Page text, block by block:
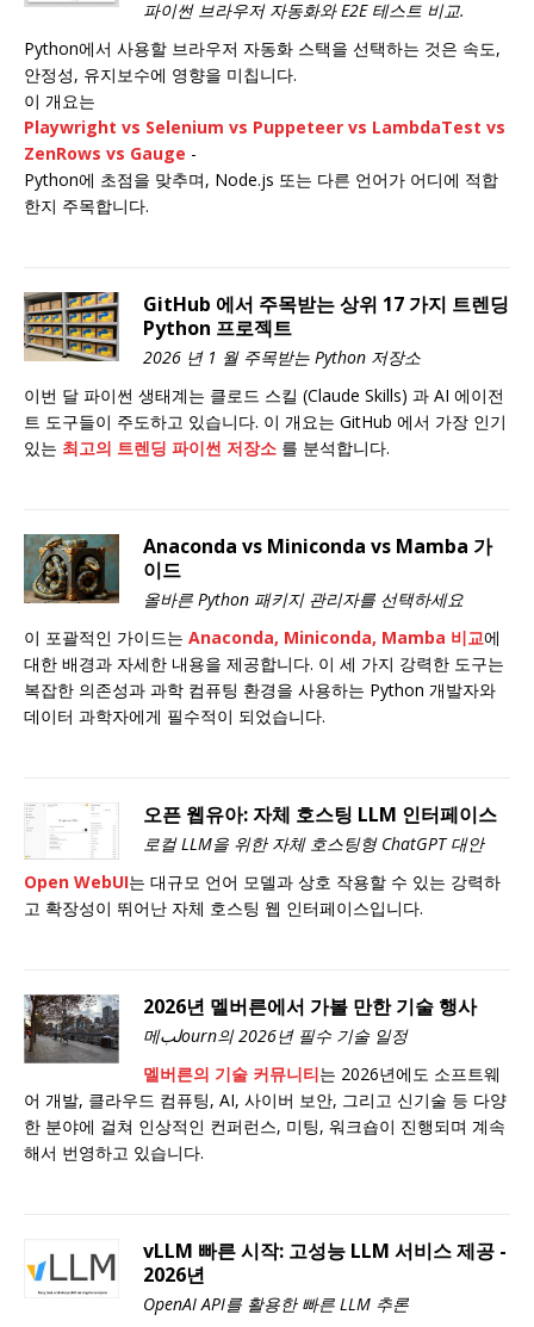
파이썬 브라우저 자동화와 E2E 테스트 비교.
Python에서 사용할 브라우저 자동화 스택을 선택하는 것은 속도,
안정성, 유지보수에 영향을 미칩니다.
이 개요는
Playwright vs Selenium vs Puppeteer vs LambdaTest vs
ZenRows vs Gauge -
Python에 초점을 맞추며, Node.js 또는 다른 언어가 어디에 적합
한지 주목합니다.
GitHub 에서 주목받는 상위 17 가지 트렌딩
Python 프로젝트
2026 년 1 월 주목받는 Python 저장소
이번 달 파이썬 생태계는 클로드 스킬 (Claude Skills) 과 AI 에이전
트 도구들이 주도하고 있습니다. 이 개요는 GitHub 에서 가장 인기
있는 최고의 트렌딩 파이썬 저장소 를 분석합니다.
Anaconda vs Miniconda vs Mamba 가
이드
올바른 Python 패키지 관리자를 선택하세요
이 포괄적인 가이드는 Anaconda, Miniconda, Mamba 비교에
대한 배경과 자세한 내용을 제공합니다. 이 세 가지 강력한 도구는
복잡한 의존성과 과학 컴퓨팅 환경을 사용하는 Python 개발자와
데이터 과학자에게 필수적이 되었습니다.
오픈 웹유아: 자체 호스팅 LLM 인터페이스
로컬 LLM을 위한 자체 호스팅형 ChatGPT 대안
Open WebUI는 대규모 언어 모델과 상호 작용할 수 있는 강력하
고 확장성이 뛰어난 자체 호스팅 웹 인터페이스입니다.
2026년 멜버른에서 가볼 만한 기술 행사
메لبourn의 2026년 필수 기술 일정
멜버른의 기술 커뮤니티는 2026년에도 소프트웨
어 개발, 클라우드 컴퓨팅, AI, 사이버 보안, 그리고 신기술 등 다양
한 분야에 걸쳐 인상적인 컨퍼런스, 미팅, 워크숍이 진행되며 계속
해서 번영하고 있습니다.
vLLM 빠른 시작: 고성능 LLM 서비스 제공 -
2026년
OpenAI API를 활용한 빠른 LLM 추론